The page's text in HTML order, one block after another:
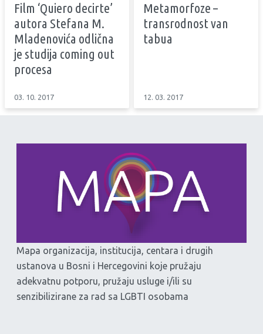
Film ‘Quiero decirte’
autora Stefana M.
Mladenovića odlična
je studija coming out
procesa
03. 10. 2017
Metamorfoze –
transrodnost van
tabua
12. 03. 2017
Mapa organizacija, institucija, centara i drugih
ustanova u Bosni i Hercegovini koje pružaju
adekvatnu potporu, pružaju usluge i/ili su
senzibilizirane za rad sa LGBTI osobama